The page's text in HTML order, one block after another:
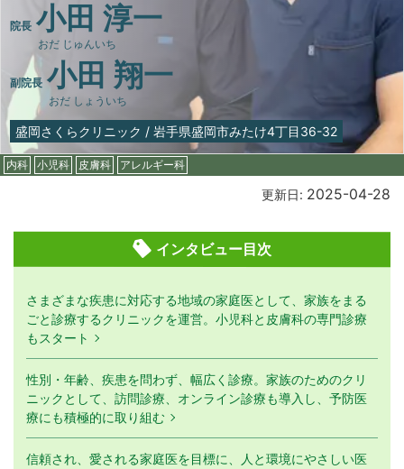
院長 小田 淳一
おだ じゅんいち
副院長 小田 翔一
おだ しょういち
盛岡さくらクリニック / 岩手県盛岡市みたけ4丁目36-32
内科 小児科 皮膚科 アレルギー科
更新日: 2025-04-28
インタビュー目次
さまざまな疾患に対応する地域の家庭医として、家族をまる
ごと診療するクリニックを運営。小児科と皮膚科の専門診療
もスタート
性別・年齢、疾患を問わず、幅広く診療。家族のためのクリ
ニックとして、訪問診療、オンライン診療も導入し、予防医
療にも積極的に取り組む
信頼され、愛される家庭医を目標に、人と環境にやさしい医